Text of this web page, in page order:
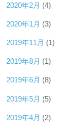
2020年2月 (4)
2020年1月 (3)
2019年11月 (1)
2019年8月 (1)
2019年6月 (8)
2019年5月 (5)
2019年4月 (2)